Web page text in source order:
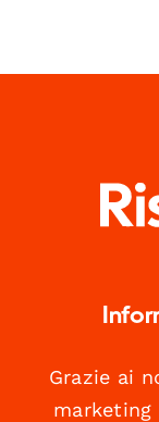
Grazie ai
marketing